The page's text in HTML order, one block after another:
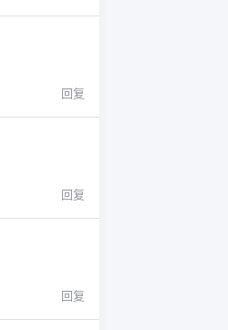
回复
回复
回复